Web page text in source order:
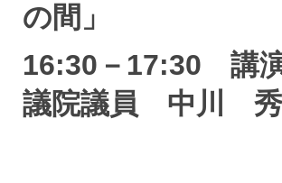
の間」
16:30－17:30 講
議院議員 中川